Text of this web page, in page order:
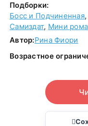
Подборки:
Босс и Подчиненная,
Самиздат, Мини
Автор:Рина Фиори
Возрастное